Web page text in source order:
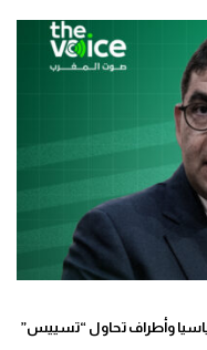
وأطراف تحاول “تسييس”